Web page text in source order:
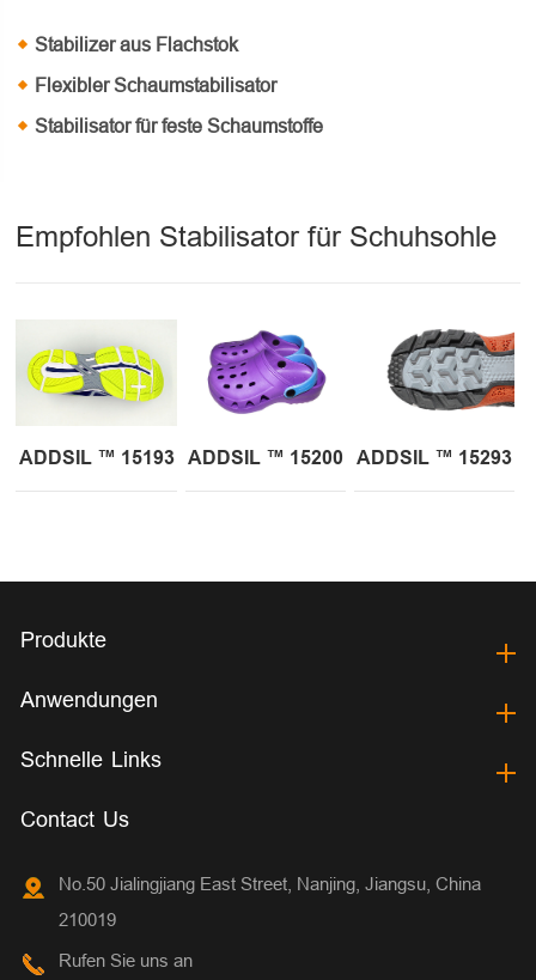
Stabilizer aus Flachstok
Flexibler Schaumstabilisator
Stabilisator für feste Schaumstoffe
Empfohlen Stabilisator für Schuhsohle
ADDSIL ™ 15193 ADDSIL ™ 15200 ADDSIL ™ 15293
Produkte
Anwendungen
Schnelle Links
Contact Us
No.50 Jialingjiang East Street, Nanjing, Jiangsu, China
210019
Rufen Sie uns an